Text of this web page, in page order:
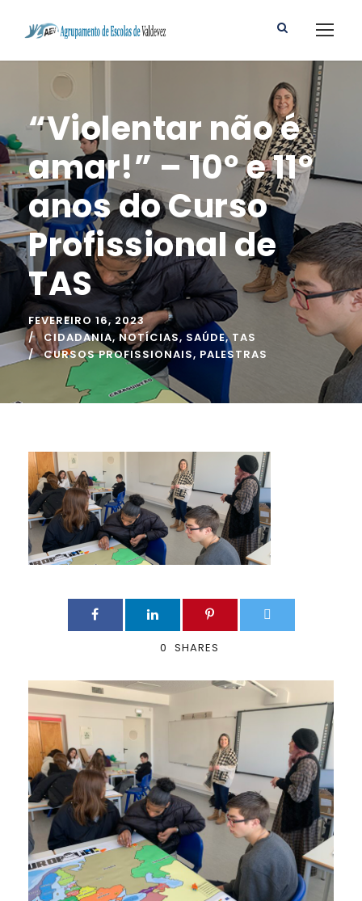
“Violentar não é
amar!” – 10º e 11º
anos do Curso
Profissional de
TAS
FEVEREIRO 16, 2023
CIDADANIA, NOTÍCIAS, SAÚDE, TAS
CURSOS PROFISSIONAIS, PALESTRAS
0 SHARES